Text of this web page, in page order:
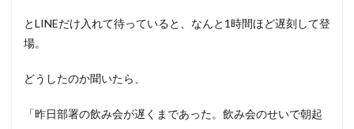
とLINEだけ入れて待っていると、なんと1時間ほど遅刻して登
場。
どうしたのか聞いたら、
「昨日部署の飲み会が遅くまであった。飲み会のせいで朝起